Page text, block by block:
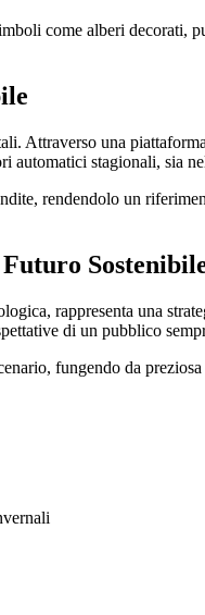
come alberi
Attraverso una
stagionali, sia
rendendolo un
rappresenta una
di un pubblico
fungendo da